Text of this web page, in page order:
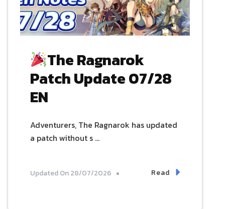
The Ragnarok
Patch Update 07/28
EN
Adventurers, The Ragnarok has updated
a patch without s …
Updated On28/07/2026 Read